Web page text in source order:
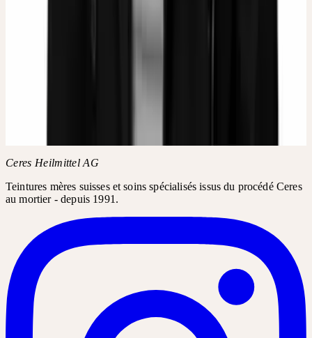
Ceres Heilmittel AG
Teintures mères suisses et soins spécialisés issus du procédé Ceres
au mortier - depuis 1991.